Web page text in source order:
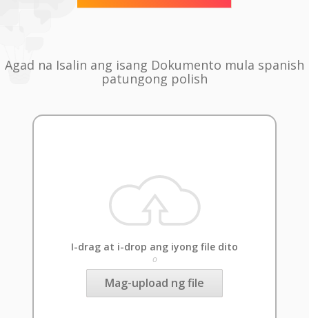
Agad na Isalin ang isang Dokumento mula spanish
patungong polish
I-drag at i-drop ang iyong file dito
o
Mag-upload ng file